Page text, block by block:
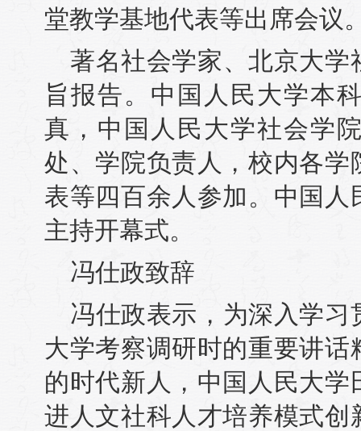
堂教学基地代表等出席会议
著名社会学家、北京大
旨报告。中国人民大学本
真，中国人民大学社会学
处、学院负责人，校内各
表等四百余人参加。中国
主持开幕式。
冯仕政致辞
冯仕政表示，为深入学
大学考察调研时的重要讲
的时代新人，中国人民大
进人文社科人才培养模式